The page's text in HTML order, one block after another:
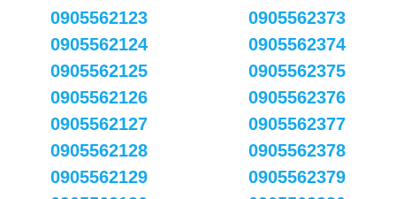
0905562123
0905562124
0905562125
0905562126
0905562127
0905562128
0905562129
0905562373
0905562374
0905562375
0905562376
0905562377
0905562378
0905562379